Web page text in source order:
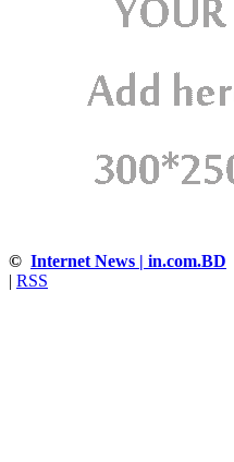
© Internet News | in.com.BD
RSS